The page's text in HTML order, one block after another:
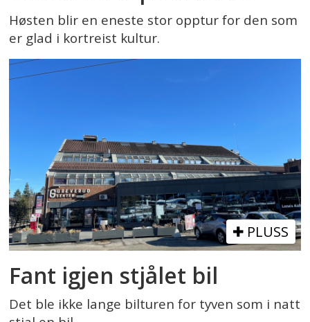
Høsten blir en eneste stor opptur for den som
er glad i kortreist kultur.
PLUSS
Fant igjen stjålet bil
Det ble ikke lange bilturen for tyven som i natt